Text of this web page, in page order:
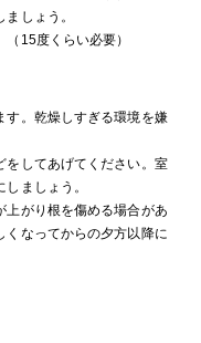
しょう。
15度くらい必要）
す。乾燥しすぎる環境を嫌
をしてあげてください。室
ましょう。
上がり根を傷める場合があ
くなってからの夕方以降に